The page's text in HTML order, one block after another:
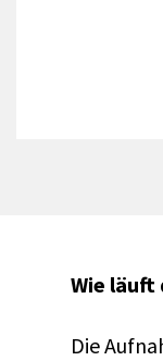
Wie läuft
Die